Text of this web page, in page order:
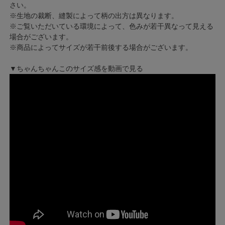
さい。
※生地の裁断、縫製によって柄の出方は異なります。
※ご覧いただいている環境によって、色みが若干異なって見える
場合がございます。
※商品によってサイズが若干前後する場合がございます。
▼ちゃんちゃんこのサイズ感を動画で見る